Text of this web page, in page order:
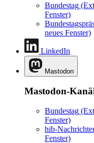
Bundestag
Fenster)
neues Fenster)
LinkedIn
Mastodon
Mastodon-
Bundestag
Fenster)
hib-
Fenster)